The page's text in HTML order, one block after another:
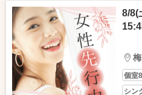
8/8(
個室
シン